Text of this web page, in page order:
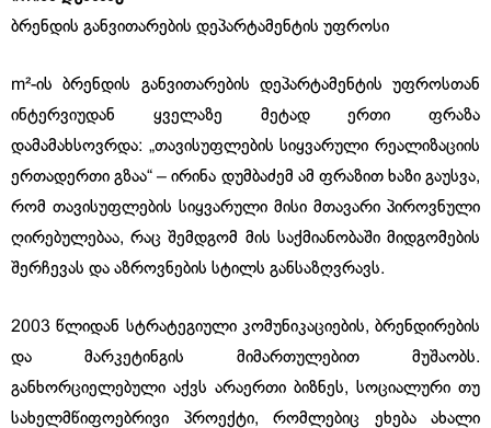
ბრენდის განვითარების დეპარტამენტის უფროსი
m²-ის ბრენდის განვითარების დეპარტამენტის უფროსთან
ინტერვიუდან ყველაზე მეტად ერთი ფრაზა
დამამახსოვრდა: „თავისუფლების სიყვარული რეალიზაციის
ერთადერთი გზაა“ – ირინა დუმბაძემ ამ ფრაზით ხაზი გაუსვა,
რომ თავისუფლების სიყვარული მისი მთავარი პიროვნული
ღირებულებაა, რაც შემდგომ მის საქმიანობაში მიდგომების
შერჩევას და აზროვნების სტილს განსაზღვრავს.
2003 წლიდან სტრატეგიული კომუნიკაციების, ბრენდირების
და მარკეტინგის მიმართულებით მუშაობს.
განხორციელებული აქვს არაერთი ბიზნეს, სოციალური თუ
სახელმწიფოებრივი პროექტი, რომლებიც ეხება ახალი